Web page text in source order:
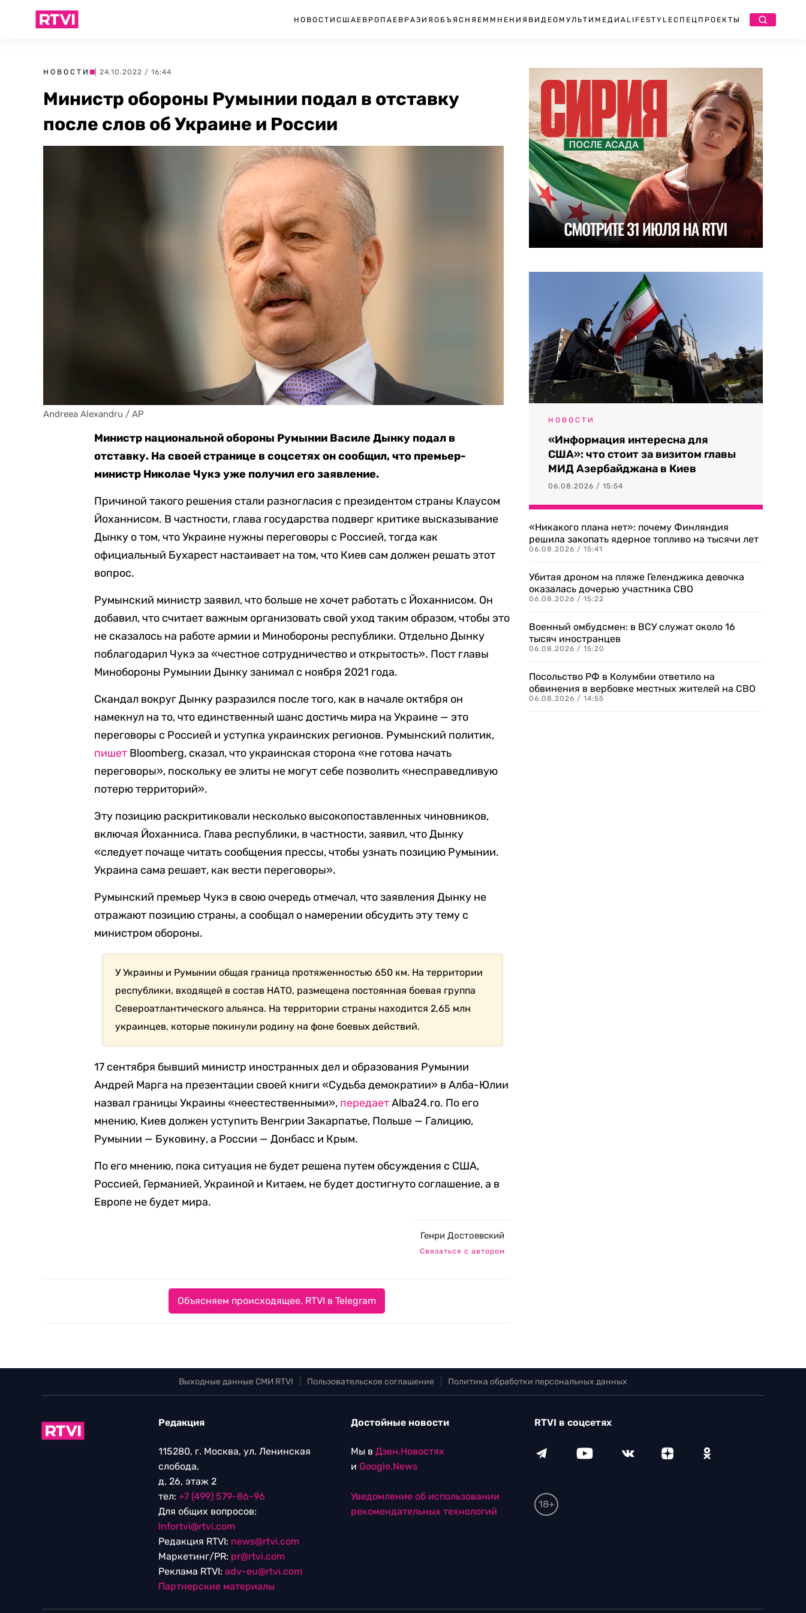
НОВОСТИ США ЕВРОПА ЕВРАЗИЯ ОБЪЯСНЯЕМ МНЕНИЯ ВИДЕО МУЛЬТИМЕДИА LIFESTYLEСПЕЦПРОЕКТЫ
НОВОСТИ | 24.10.2022 / 16:44
Министр обороны Румынии подал в отставку
после слов об Украине и России
Andreea Alexandru / AP
Министр национальной обороны Румынии Василе Дынку подал в
отставку. На своей странице в соцсетях он сообщил, что премьер-
министр Николае Чукэ уже получил его заявление.
Причиной такого решения стали разногласия с президентом страны Клаусом
Йоханнисом. В частности, глава государства подверг критике высказывание
Дынку о том, что Украине нужны переговоры с Россией, тогда как
официальный Бухарест настаивает на том, что Киев сам должен решать этот
вопрос.
Румынский министр заявил, что больше не хочет работать с Йоханнисом. Он
добавил, что считает важным организовать свой уход таким образом, чтобы это
не сказалось на работе армии и Минобороны республики. Отдельно Дынку
поблагодарил Чукэ за «честное сотрудничество и открытость». Пост главы
Минобороны Румынии Дынку занимал с ноября 2021 года.
Скандал вокруг Дынку разразился после того, как в начале октября он
намекнул на то, что единственный шанс достичь мира на Украине — это
переговоры с Россией и уступка украинских регионов. Румынский политик,
пишет Bloomberg, сказал, что украинская сторона «не готова начать
переговоры», поскольку ее элиты не могут себе позволить «несправедливую
потерю территорий».
Эту позицию раскритиковали несколько высокопоставленных чиновников,
включая Йоханниса. Глава республики, в частности, заявил, что Дынку
«следует почаще читать сообщения прессы, чтобы узнать позицию Румынии.
Украина сама решает, как вести переговоры».
Румынский премьер Чукэ в свою очередь отмечал, что заявления Дынку не
отражают позицию страны, а сообщал о намерении обсудить эту тему с
министром обороны.
У Украины и Румынии общая граница протяженностью 650 км. На территории
республики, входящей в состав НАТО, размещена постоянная боевая группа
Североатлантического альянса. На территории страны находится 2,65 млн
украинцев, которые покинули родину на фоне боевых действий.
17 сентября бывший министр иностранных дел и образования Румынии
Андрей Марга на презентации своей книги «Судьба демократии» в Алба-Юлии
назвал границы Украины«неестественными», передаетAlba24.ro. По его
мнению, Киев должен уступить Венгрии Закарпатье, Польше — Галицию,
Румынии — Буковину, а России — Донбасс и Крым.
По его мнению, пока ситуация не будет решена путем обсуждения с США,
Россией, Германией, Украиной и Китаем, не будет достигнуто соглашение, а в
Европе не будет мира.
Генри Достоевский
Связаться с автором
Объясняем происходящее. RTVI в Telegram
НОВОСТИ
«Информация интересна для
США»: что стоит за визитом главы
МИД Азербайджана в Киев
06.08.2026 / 15:54
«Никакого плана нет»: почему Финляндия
решила закопать ядерное топливо на тысячи лет
06.08.2026 / 15:41
Убитая дроном на пляже Геленджика девочка
оказалась дочерью участника СВО
06.08.2026 / 15:22
Военный омбудсмен: в ВСУ служат около 16
тысяч иностранцев
06.08.2026 / 15:20
Посольство РФ в Колумбии ответило на
обвинения в вербовке местных жителей на СВО
06.08.2026 / 14:55
Выходные данные СМИ RTVI Пользовательское соглашение Политика обработки персональных данных
Редакция
115280, г. Москва, ул. Ленинская
слобода,
д. 26, этаж 2
тел: +7 (499) 579-86-96
Для общих вопросов:
Infortvi@rtvi.com
Редакция RTVI: news@rtvi.com
Маркетинг/PR: pr@rtvi.com
Реклама RTVI: adv-eu@rtvi.com
Партнерские материалы
Достойные новости
Мы в Дзен.Новостях
и Google.News
Уведомление об использовании
рекомендательных технологий
RTVI в соцсетях
18+